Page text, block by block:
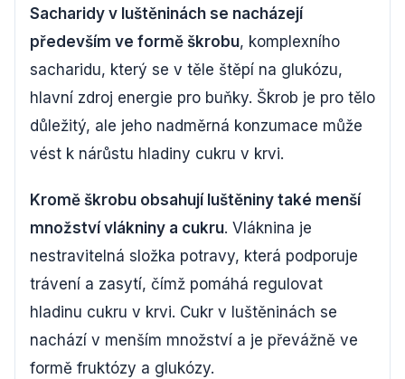
Sacharidy v luštěninách se nacházejí
především ve formě škrobu, komplexního
sacharidu, který se v těle štěpí na glukózu,
hlavní zdroj energie pro buňky. Škrob je pro tělo
důležitý, ale jeho nadměrná konzumace může
vést k nárůstu hladiny cukru v krvi.
Kromě škrobu obsahují luštěniny také menší
množství vlákniny a cukru. Vláknina je
nestravitelná složka potravy, která podporuje
trávení a zasytí, čímž pomáhá regulovat
hladinu cukru v krvi. Cukr v luštěninách se
nachází v menším množství a je převážně ve
formě fruktózy a glukózy.